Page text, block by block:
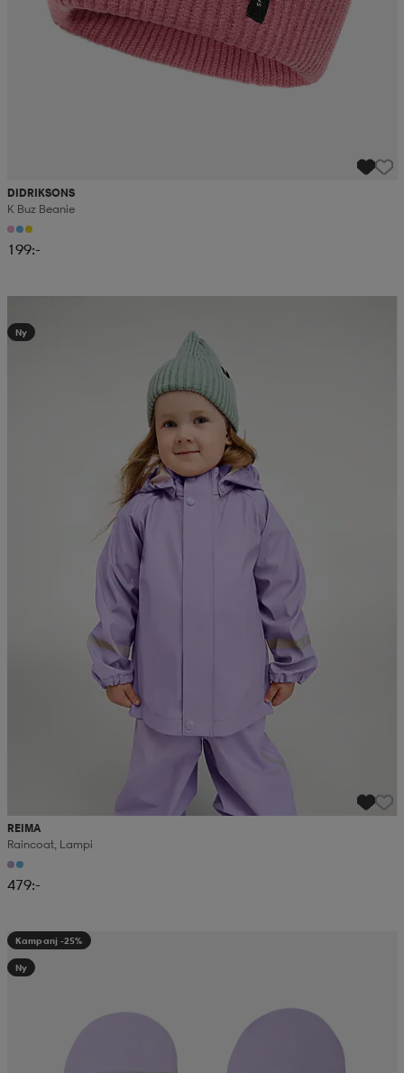
DIDRIKSONS
K Buz Beanie
199:-
Ny
REIMA
Raincoat, Lampi
479:-
Kampanj -25%
Ny